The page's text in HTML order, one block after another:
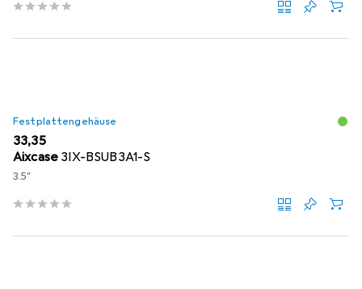
Festplattengehäuse
EUR
33,35
Aixcase 3IX-BSUB3A1-S
3.5"